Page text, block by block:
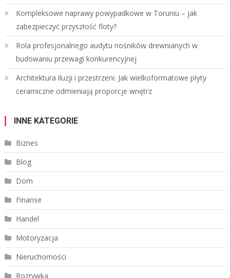
Kompleksowe naprawy powypadkowe w Toruniu – jak
zabezpieczyć przyszłość floty?
Rola profesjonalnego audytu nośników drewnianych w
budowaniu przewagi konkurencyjnej
Architektura iluzji i przestrzeni: Jak wielkoformatowe płyty
ceramiczne odmieniają proporcje wnętrz
INNE KATEGORIE
Biznes
Blog
Dom
Finanse
Handel
Motoryzacja
Nieruchomości
Rozrywka